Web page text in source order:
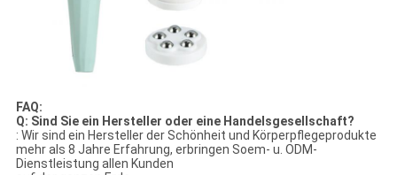
FAQ:
Q: Sind Sie ein Hersteller oder eine Handelsgesellschaft?
: Wir sind ein Hersteller der Schönheit und Körperpflegeprodukte
mehr als 8 Jahre Erfahrung, erbringen Soem- u. ODM-
Dienstleistung allen Kunden